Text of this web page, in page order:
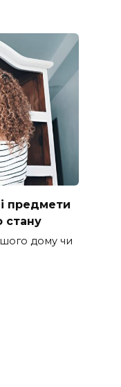
предмети
стану
дому чи